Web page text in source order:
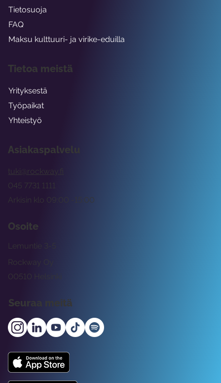
Asiakaspalvelu
tuki@rockway.fi
Arkisin klo 09:00 -15:00
045 7731 1111
Osoite
Rockway Oy
Lemuntie 3-5
00510 Helsinki
Seuraa meitä
Tietosuoja
FAQ
Maksu kulttuuri- ja virike-eduilla
Tietoa meistä
Yrityksestä
Työpaikat
Yhteistyö